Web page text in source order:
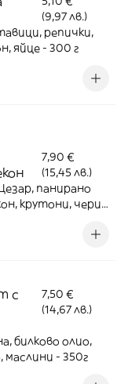
(9,97 лв.)
репички,
яйце - 300 г
7,90 €
(15,45 лв.)
панирано
крутони, чери
с
7,50 €
(14,67 лв.)
билково олио,
маслини - 350г